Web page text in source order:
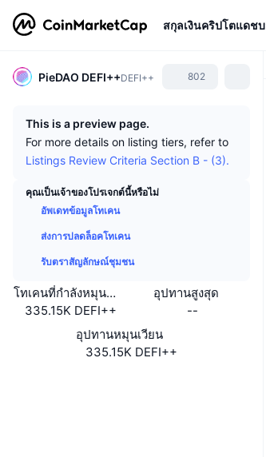
สกุลเงินคริปโตแดช
PieDAO DEFI++DEFI++ 802
This is a preview page.
For more details on listing tiers, refer to
Listings Review Criteria Section B - (3).
คุณเป็นเจ้าของโปรเจกต์นี้หรือไม่
อัพเดทข้อมูลโทเคน
ส่งการปลดล็อคโทเคน
รับตราสัญลักษณ์ชุมชน
โทเคนที่กำลังหมุนเวียนหรือถูกล็อค
335.15K DEFI++
อุปทานสูงสุด
--
อุปทานหมุนเวียน
335.15K DEFI++